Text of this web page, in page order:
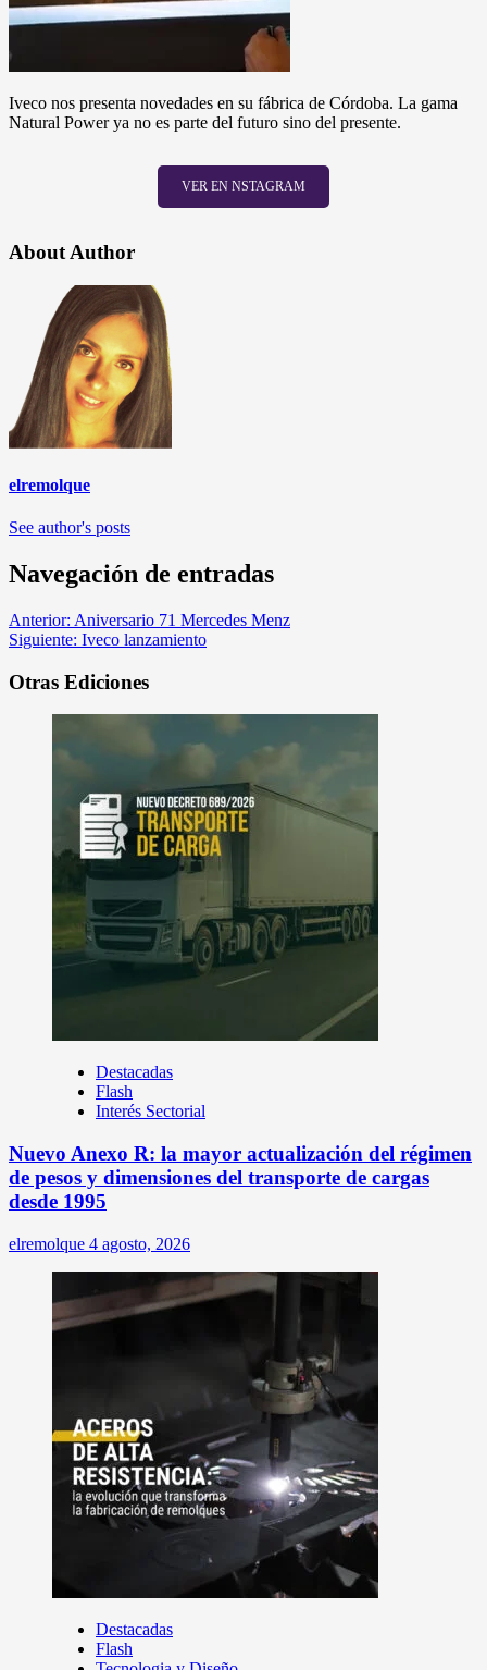
Iveco nos presenta novedades en su fábrica de Córdoba. La gama
Natural Power ya no es parte del futuro sino del presente.
VER EN NSTAGRAM
About Author
elremolque
See author's posts
Navegación de entradas
Anterior: Aniversario 71 Mercedes Menz
Siguiente: Iveco lanzamiento
Otras Ediciones
Destacadas
Flash
Interés Sectorial
Nuevo Anexo R: la mayor actualización del régimen
de pesos y dimensiones del transporte de cargas
desde 1995
elremolque 4 agosto, 2026
Destacadas
Flash